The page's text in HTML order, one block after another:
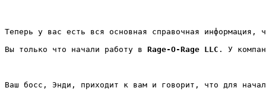
Теперь у вас есть вся основная справочная информация,
Вы только что начали работу в Rage-O-Rage LLC . У
Ваш босс, Энди, приходит к вам и говорит, что для